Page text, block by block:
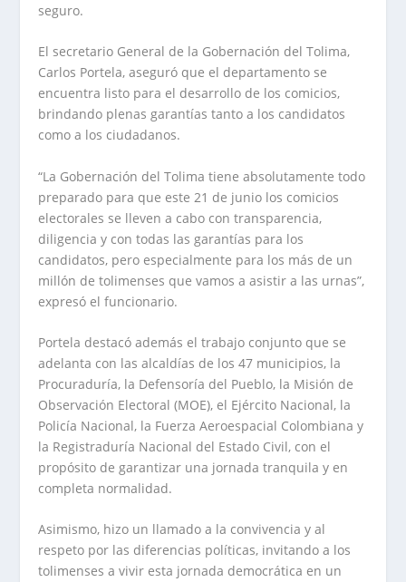
seguro.
El secretario General de la Gobernación del Tolima,
Carlos Portela, aseguró que el departamento se
encuentra listo para el desarrollo de los comicios,
brindando plenas garantías tanto a los candidatos
como a los ciudadanos.
“La Gobernación del Tolima tiene absolutamente todo
preparado para que este 21 de junio los comicios
electorales se lleven a cabo con transparencia,
diligencia y con todas las garantías para los
candidatos, pero especialmente para los más de un
millón de tolimenses que vamos a asistir a las urnas”,
expresó el funcionario.
Portela destacó además el trabajo conjunto que se
adelanta con las alcaldías de los 47 municipios, la
Procuraduría, la Defensoría del Pueblo, la Misión de
Observación Electoral (MOE), el Ejército Nacional, la
Policía Nacional, la Fuerza Aeroespacial Colombiana y
la Registraduría Nacional del Estado Civil, con el
propósito de garantizar una jornada tranquila y en
completa normalidad.
Asimismo, hizo un llamado a la convivencia y al
respeto por las diferencias políticas, invitando a los
tolimenses a vivir esta jornada democrática en un